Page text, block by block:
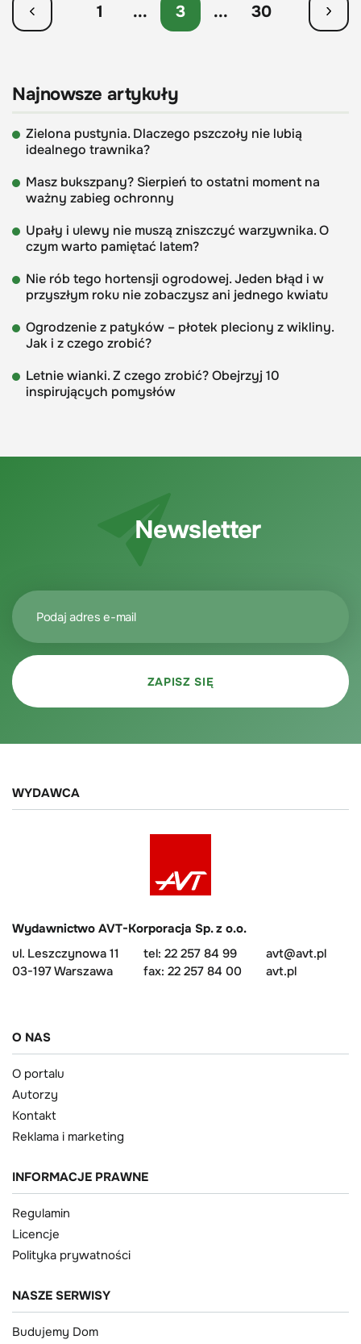
1 ... 3 ... 30
Najnowsze artykuły
Zielona pustynia. Dlaczego pszczoły nie lubią
idealnego trawnika?
Masz bukszpany? Sierpień to ostatni moment na
ważny zabieg ochronny
Upały i ulewy nie muszą zniszczyć warzywnika. O
czym warto pamiętać latem?
Nie rób tego hortensji ogrodowej. Jeden błąd i w
przyszłym roku nie zobaczysz ani jednego kwiatu
Ogrodzenie z patyków – płotek pleciony z wikliny.
Jak i z czego zrobić?
Letnie wianki. Z czego zrobić? Obejrzyj 10
inspirujących pomysłów
Newsletter
WYDAWCA
Wydawnictwo AVT-Korporacja Sp. z o.o.
ul. Leszczynowa 11
03-197 Warszawa
tel: 22 257 84 99
fax: 22 257 84 00
avt@avt.pl
avt.pl
O NAS
O portalu
Autorzy
Kontakt
Reklama i marketing
INFORMACJE PRAWNE
Regulamin
Licencje
Polityka prywatności
NASZE SERWISY
Budujemy Dom